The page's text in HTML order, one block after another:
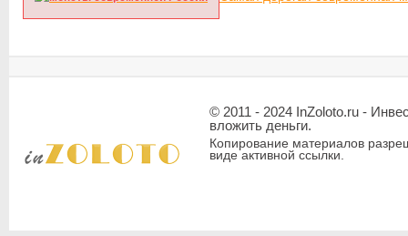
© 2011 - 2024 InZoloto.ru -
вложить деньги.
Копирование материалов
виде активной ссылки.